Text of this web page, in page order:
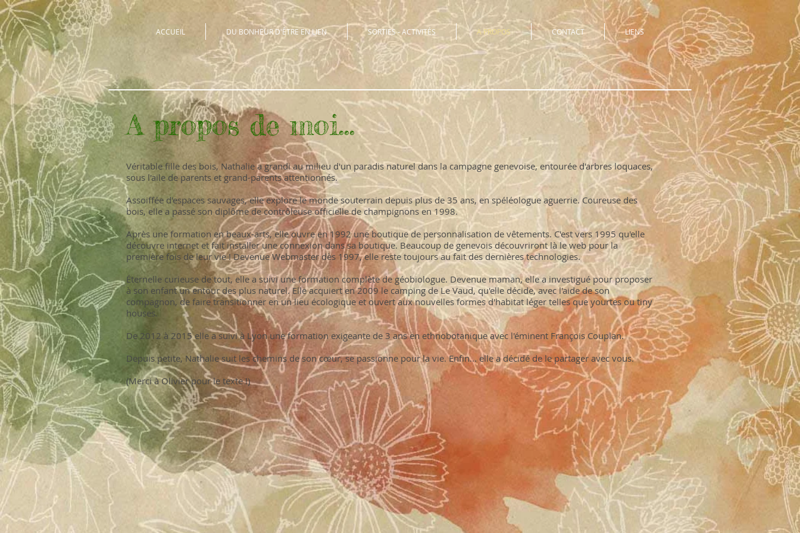
ACCUEIL DU BONHEUR D'ÊTRE EN LIEN SORTIES - ACTIVITÉS A PROPOS CONTACT LIENS
A propos de moi...
Véritable fille des bois, Nathalie a grandi au milieu d'un paradis naturel dans la campagne genevoise, entourée d'arbres loquaces,
sous l'aile de parents et grand-parents attentionnés.
Assoiffée d'espaces sauvages, elle explore le monde souterrain depuis plus de 35 ans, en spéléologue aguerrie. Coureuse des
bois, elle a passé son diplôme de contrôleuse officielle de champignons en 1998.
Après une formation en beaux-arts, elle ouvre en 1992 une boutique de personnalisation de vêtements. C'est vers 1995 qu'elle
découvre internet et fait installer une connexion dans sa boutique. Beaucoup de genevois découvriront là le web pour la
première fois de leur vie !Devenue Webmaster dès 1997, elle reste toujours au fait des dernières technologies.
Éternelle curieuse de tout, elle a suivi une formation complète de géobiologue. Devenue maman, elle a investigué pour proposer
à son enfant un entour des plus naturel.Elle acquiert en 2009 le camping de Le Vaud, qu'elle décide, avec l'aide de son
compagnon, de faire transitionner en un lieu écologique et ouvert aux nouvelles formes d'habitat léger telles que yourtes ou tiny
houses.
De 2012 à 2015 elle a suivi à Lyon une formation exigeante de 3 ans en ethnobotanique avec l'éminent François Couplan.
Depuis petite, Nathalie suit les chemins de son cœur, se passionne pour la vie. Enfin... elle a décidé de le partager avec vous.
(Merci à Olivier pour le texte !)